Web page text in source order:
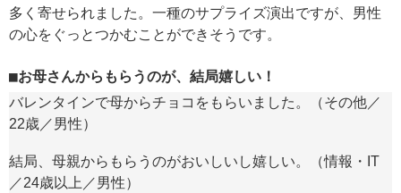
多く寄せられました。一種のサプライズ演出ですが、男性
の心をぐっとつかむことができそうです。
お母さんからもらうのが、結局嬉しい！
バレンタインで母からチョコをもらいました。（その他／
22歳／男性）
結局、母親からもらうのがおいしいし嬉しい。（情報・IT
／24歳以上／男性）